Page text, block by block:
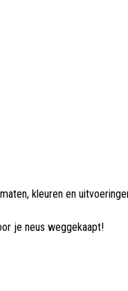
kleuren en
je neus weggekaapt!